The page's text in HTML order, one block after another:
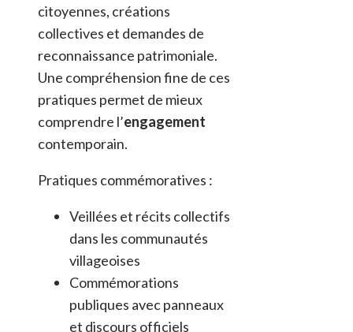
citoyennes, créations
collectives et demandes de
reconnaissance patrimoniale.
Une compréhension fine de ces
pratiques permet de mieux
comprendre l’engagement
contemporain.
Pratiques commémoratives :
Veillées et récits collectifs
dans les communautés
villageoises
Commémorations
publiques avec panneaux
et discours officiels